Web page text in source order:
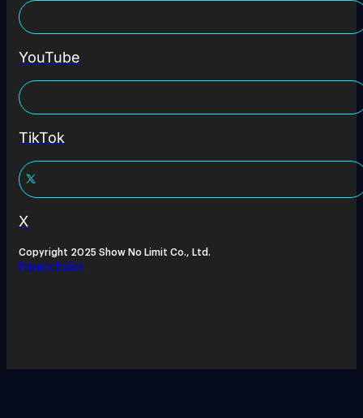
YouTube
TikTok
X
Copyright 2025 Show No Limit Co., Ltd.
Privacy Policy